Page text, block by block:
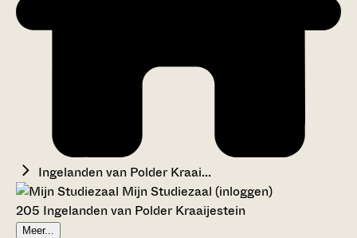
Ingelanden van Polder Kraai...
Mijn Studiezaal (inloggen)
205 Ingelanden van Polder Kraaijestein
Meer...